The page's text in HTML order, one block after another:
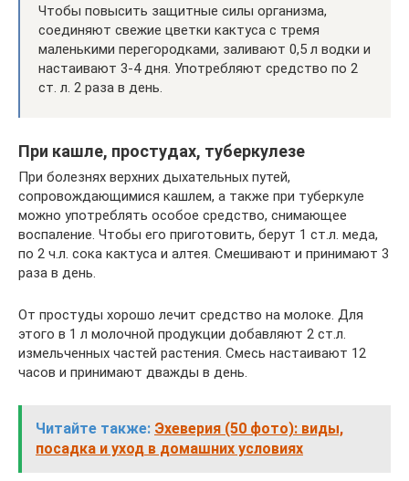
Чтобы повысить защитные силы организма,
соединяют свежие цветки кактуса с тремя
маленькими перегородками, заливают 0,5 л водки и
настаивают 3-4 дня. Употребляют средство по 2
ст. л. 2 раза в день.
При кашле, простудах, туберкулезе
При болезнях верхних дыхательных путей,
сопровождающимися кашлем, а также при туберкуле
можно употреблять особое средство, снимающее
воспаление. Чтобы его приготовить, берут 1 ст.л. меда,
по 2 ч.л. сока кактуса и алтея. Смешивают и принимают 3
раза в день.
От простуды хорошо лечит средство на молоке. Для
этого в 1 л молочной продукции добавляют 2 ст.л.
измельченных частей растения. Смесь настаивают 12
часов и принимают дважды в день.
Читайте также: Эхеверия (50 фото): виды,
посадка и уход в домашних условиях